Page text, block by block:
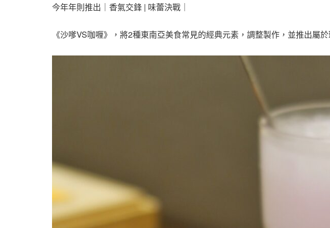
今年年則推出｜香氣交鋒 | 味蕾決戰｜
《沙嗲VS咖喱》，將2種東南亞美食常見的經典元素，調整製作，並推出屬